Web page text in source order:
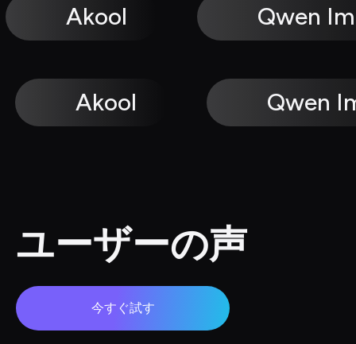
Akool Qwen
Akool Qwen
ユーザーの声
今すぐ試す